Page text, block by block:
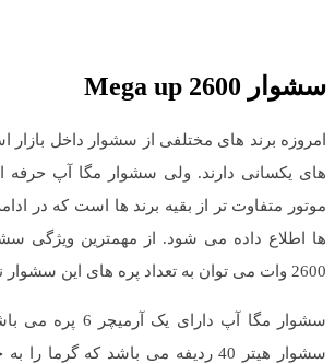
سشوار 2600 Mega up
امروزه برند های مختلفی از سشوار داخل
موتور متفاوت تر از بقیه برند ها است که در
ها اطلاع داده می شود. از مهمترین ویژگی
2600 وات می توان به تعداد پره های این سشوار نام برد.
سشوار مگا آپ دارای
سشوار هیتر 40 ردیفه می باشد که گرما